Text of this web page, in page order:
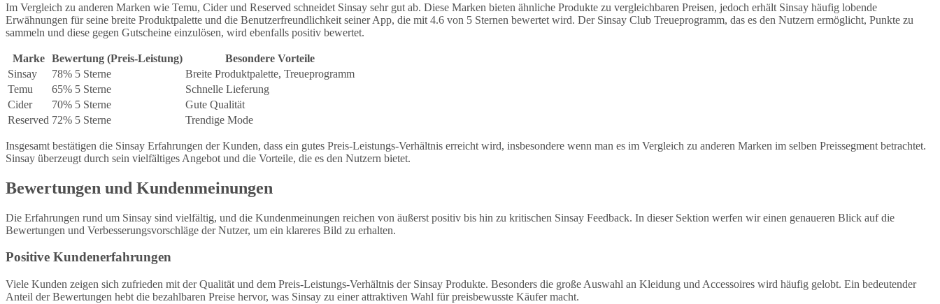
Im Vergleich zu anderen Marken wie Temu, Cider und Reserved schneidet Sinsay sehr gut ab. Diese Marken bieten ähnliche Produkte zu vergleichbaren Preisen, jedoch erhält Sinsay häufig lobende
Erwähnungen für seine breite Produktpalette und die Benutzerfreundlichkeit seiner App, die mit 4.6 von 5 Sternen bewertet wird. Der Sinsay Club Treueprogramm, das es den Nutzern ermöglicht, Punkte zu
sammeln und diese gegen Gutscheine einzulösen, wird ebenfalls positiv bewertet.
Marke Bewertung (Preis-Leistung)
Besondere Vorteile
Sinsay
78% 5 Sterne
Breite Produktpalette, Treueprogramm
Temu
65% 5 Sterne
Schnelle Lieferung
Cider
70% 5 Sterne
Gute Qualität
Reserved 72% 5 Sterne Trendige Mode
Insgesamt bestätigen die Sinsay Erfahrungen der Kunden, dass ein gutes Preis-Leistungs-Verhältnis erreicht wird, insbesondere wenn man es im Vergleich zu anderen Marken im selben Preissegment betrachtet.
Sinsay überzeugt durch sein vielfältiges Angebot und die Vorteile, die es den Nutzern bietet.
Bewertungen und Kundenmeinungen
Die Erfahrungen rund um Sinsay sind vielfältig, und die Kundenmeinungen reichen von äußerst positiv bis hin zu kritischen Sinsay Feedback. In dieser Sektion werfen wir einen genaueren Blick auf die
Bewertungen und Verbesserungsvorschläge der Nutzer, um ein klareres Bild zu erhalten.
Positive Kundenerfahrungen
Viele Kunden zeigen sich zufrieden mit der Qualität und dem Preis-Leistungs-Verhältnis der Sinsay Produkte. Besonders die große Auswahl an Kleidung und Accessoires wird häufig gelobt. Ein bedeutender
Anteil der Bewertungen hebt die bezahlbaren Preise hervor, was Sinsay zu einer attraktiven Wahl für preisbewusste Käufer macht.